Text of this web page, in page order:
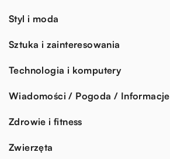
Styl i moda
Sztuka i zainteresowania
Technologia i komputery
Wiadomości / Pogoda / Informacje
Zdrowie i fitness
Zwierzęta